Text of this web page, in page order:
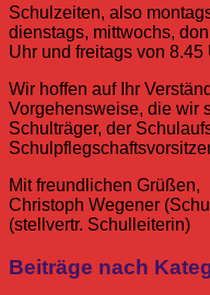
Schulzeiten, also
dienstags, mittwochs,
Uhr und freitags von 8.45
Wir hoffen auf Ihr
Vorgehensweise, die wir
Schulträger, der
Mit freundlichen Grüßen,
Christoph Wegener
(stellvertr. Schulleiterin)
Allgemein
CoronaElternElternbrief
Beiträge nach